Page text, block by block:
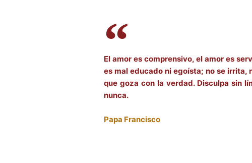
El amor es comprensivo, el amor es
es mal educado ni egoísta; no se irrita,
que goza con la verdad. Disculpa sin
nunca.
Papa Francisco